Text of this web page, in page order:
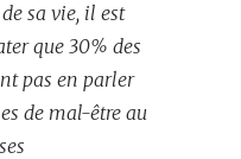
sa vie, il est
que 30% des
pas en parler
de mal-être au